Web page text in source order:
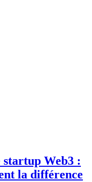
startup Web3 :
la différence